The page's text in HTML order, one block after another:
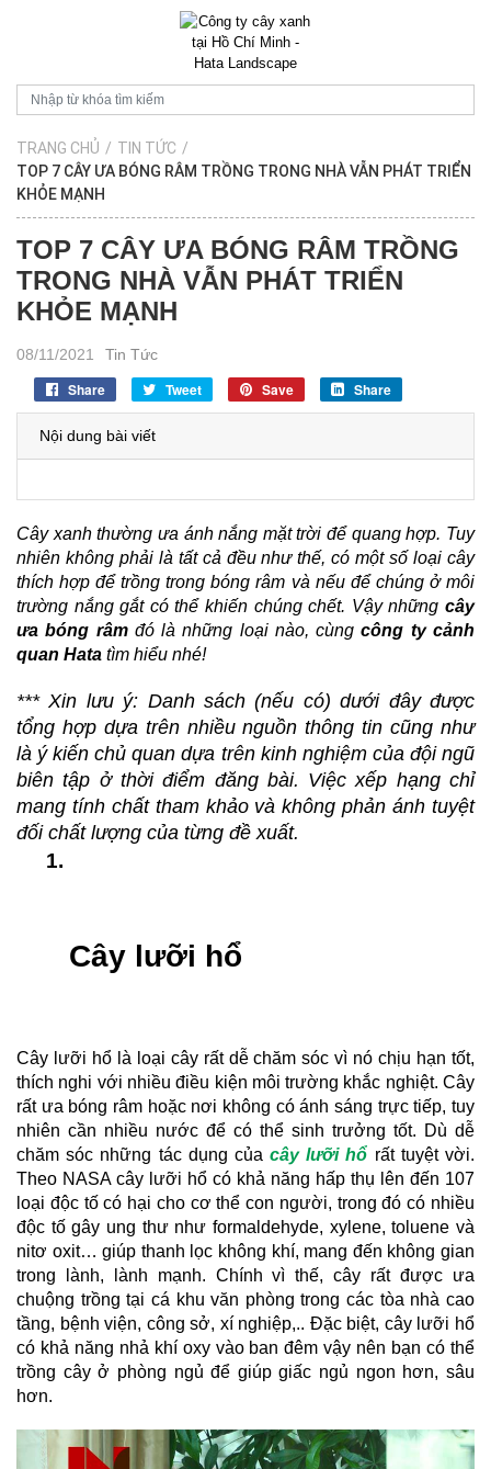
TRANG CHỦ / TIN TỨC /
TOP 7 CÂY ƯA BÓNG RÂM TRỒNG TRONG NHÀ VẪN PHÁT TRIỂN
KHỎE MẠNH
TOP 7 CÂY ƯA BÓNG RÂM TRỒNG
TRONG NHÀ VẪN PHÁT TRIỂN
KHỎE MẠNH
08/11/2021 Tin Tức
Share Tweet Save Share
Nội dung bài viết
Cây xanh thường ưa ánh nắng mặt trời để quang hợp. Tuy
nhiên không phải là tất cả đều như thế, có một số loại cây
thích hợp để trồng trong bóng râm và nếu để chúng ở môi
trường nắng gắt có thể khiến chúng chết. Vậy những cây
ưa bóng râm đó là những loại nào, cùng công ty cảnh
quan Hata tìm hiểu nhé!
*** Xin lưu ý: Danh sách (nếu có) dưới đây được
tổng hợp dựa trên nhiều nguồn thông tin cũng như
là ý kiến chủ quan dựa trên kinh nghiệm của đội ngũ
biên tập ở thời điểm đăng bài. Việc xếp hạng chỉ
mang tính chất tham khảo và không phản ánh tuyệt
đối chất lượng của từng đề xuất.
Cây lưỡi hổ
Cây lưỡi hổ là loại cây rất dễ chăm sóc vì nó chịu hạn tốt,
thích nghi với nhiều điều kiện môi trường khắc nghiệt. Cây
rất ưa bóng râm hoặc nơi không có ánh sáng trực tiếp, tuy
nhiên cần nhiều nước để có thể sinh trưởng tốt. Dù dễ
chăm sóc những tác dụng của cây lưỡi hổ rất tuyệt vời.
Theo NASA cây lưỡi hổ có khả năng hấp thụ lên đến 107
loại độc tố có hại cho cơ thể con người, trong đó có nhiều
độc tố gây ung thư như formaldehyde, xylene, toluene và
nitơ oxit… giúp thanh lọc không khí, mang đến không gian
trong lành, lành mạnh. Chính vì thế, cây rất được ưa
chuộng trồng tại cá khu văn phòng trong các tòa nhà cao
tầng, bệnh viện, công sở, xí nghiệp,.. Đặc biệt, cây lưỡi hổ
có khả năng nhả khí oxy vào ban đêm vậy nên bạn có thể
trồng cây ở phòng ngủ để giúp giấc ngủ ngon hơn, sâu
hơn.